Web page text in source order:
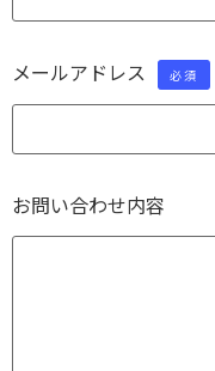
メールアドレス 必須
お問い合わせ内容